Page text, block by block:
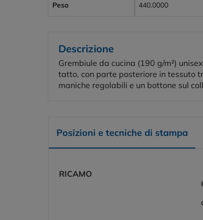
Peso 440.0000
Descrizione
Grembiule da cucina (190 g/m²)
tatto, con parte posteriore in tessuto
maniche regolabili e un bottone sul
Posizioni e tecniche di stampa
RICAMO